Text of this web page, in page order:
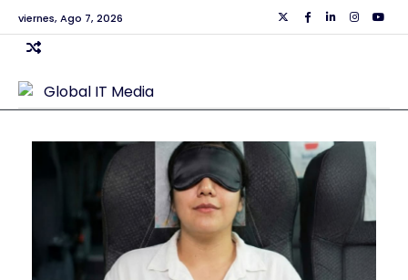
Skip
to
content
viernes, Ago 7, 2026 TwiiterFacebook
Linkedin